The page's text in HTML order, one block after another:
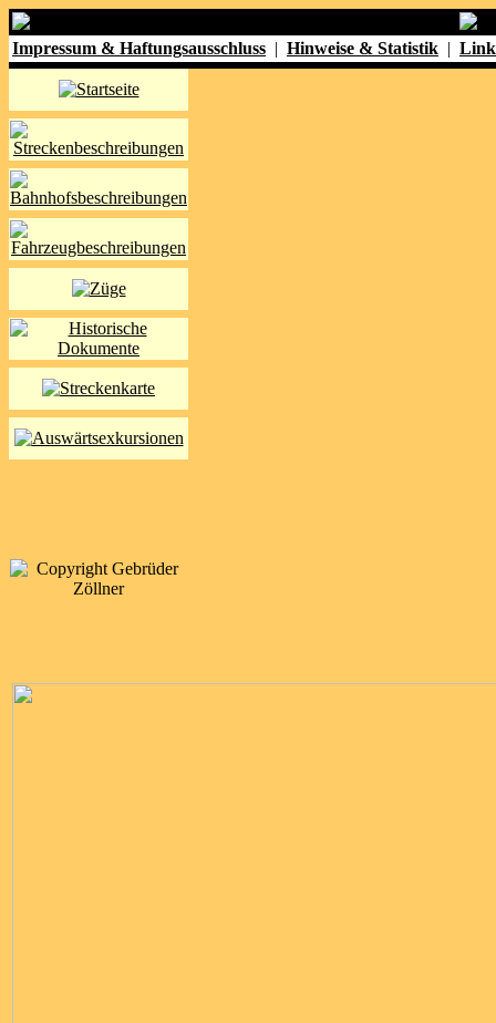
Impressum & Haftungsausschluss | Hinweise & Statistik |